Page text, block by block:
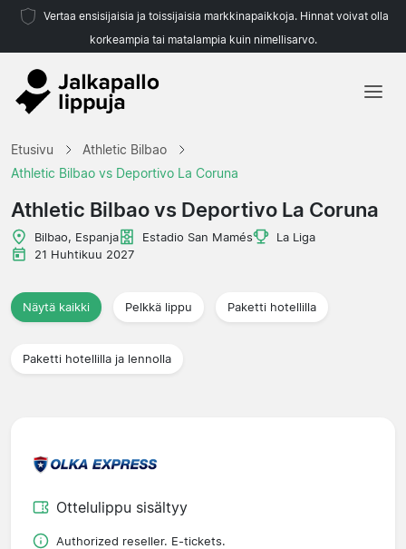
Vertaa ensisijaisia ja toissijaisia markkinapaikkoja. Hinnat voivat olla
korkeampia tai matalampia kuin nimellisarvo.
Joukkueet
Liigat
Matkatoimistoja
Etusivu
Athletic Bilbao
Athletic Bilbao vs Deportivo La Coruna
Athletic Bilbao vs Deportivo La Coruna
Bilbao, Espanja Estadio San Mamés
La Liga
21 Huhtikuu 2027
Näytä kaikki Pelkkä lippu Paketti hotellilla
Paketti hotellilla ja lennolla
Ottelulippu sisältyy
Authorized reseller. E-tickets.